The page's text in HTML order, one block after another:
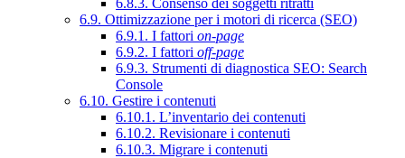
6.8.3. Consenso dei soggetti ritratti
6.9. Ottimizzazione per i motori di ricerca (SEO)
6.9.1. I fattori on-page
6.9.2. I fattori off-page
6.9.3. Strumenti di diagnostica SEO: Search
Console
6.10. Gestire i contenuti
6.10.1. L’inventario dei contenuti
6.10.2. Revisionare i contenuti
6.10.3. Migrare i contenuti